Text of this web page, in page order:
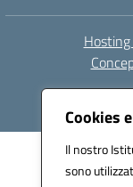
Cookies
Il nostro
sono